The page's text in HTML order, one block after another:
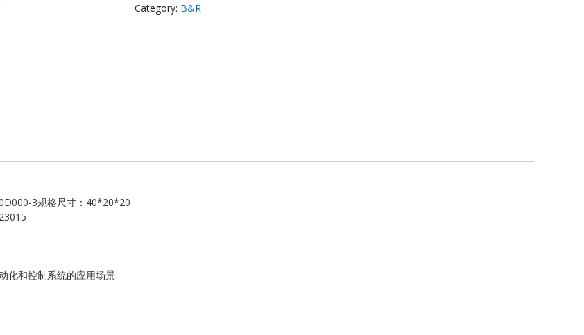
Kollmorgen
Lam Research
机
Category: B&R
3规格尺寸：40*20*20
化和控制系统的应用场景